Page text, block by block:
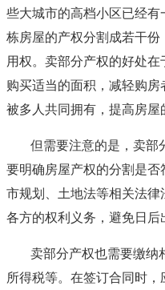
些大城市的高档小区已经
栋房屋的产权分割成若干
用权。卖部分产权的好处
购买适当的面积，减轻购
被多人共同拥有，提高房屋
但需要注意的是，卖部
要明确房屋产权的分割是
市规划、土地法等相关法
各方的权利义务，避免日后
卖部分产权也需要缴纳
所得税等。在签订合同时